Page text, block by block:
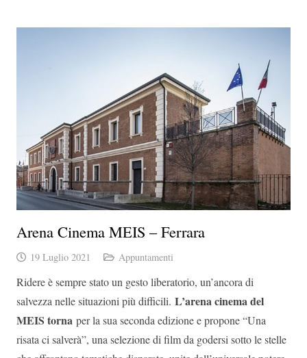
Arena Cinema MEIS – Ferrara
19 Luglio 2021 Appuntamenti
Ridere è sempre stato un gesto liberatorio, un’ancora di
salvezza nelle situazioni più difficili. L’arena cinema del
MEIS torna per la sua seconda edizione e propone “Una
risata ci salverà”, una selezione di film da godersi sotto le stelle